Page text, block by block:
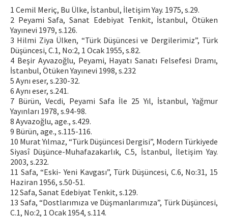
1 Cemil Meriç, Bu Ülke, İstanbul, İletişim Yay. 1975, s.29.
2 Peyami Safa, Sanat Edebiyat Tenkit, İstanbul, Ötüken
Yayınevi 1979, s.126.
3 Hilmi Ziya Ülken, “Türk Düşüncesi ve Dergilerimiz”, Türk
Düşüncesi, C.1, No:2, 1 Ocak 1955, s.82.
4 Beşir Ayvazoğlu, Peyami, Hayatı Sanatı Felsefesi Dramı,
İstanbul, Ötüken Yayınevi 1998, s.232
5 Aynı eser, s.230-32.
6 Aynı eser, s.241.
7 Bürün, Vecdi, Peyami Safa İle 25 Yıl, İstanbul, Yağmur
Yayınları 1978, s.94-98.
8 Ayvazoğlu, age., s.429.
9 Bürün, age., s.115-116.
10 Murat Yılmaz, “Türk Düşüncesi Dergisi”, Modern Türkiyede
Siyasî Düşünce-Muhafazakarlık, C.5, İstanbul, İletişim Yay.
2003, s.232.
11 Safa, “Eski- Yeni Kavgası”, Türk Düşüncesi, C.6, No:31, 15
Haziran 1956, s.50-51.
12 Safa, Sanat Edebiyat Tenkit, s.129.
13 Safa, “Dostlarımıza ve Düşmanlarımıza”, Türk Düşüncesi,
C.1, No:2, 1 Ocak 1954, s.114.